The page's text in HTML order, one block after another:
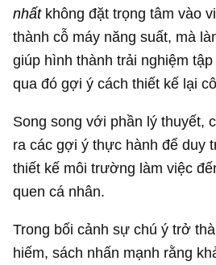
nhấtkhông đặt trọng tâm vào
thành cỗ máy năng suất, mà
giúp hình thành trải nghiệm
qua đó gợi ý cách thiết kế lại
Song song với phần lý thuyết,
ra các gợi ý thực hành để duy
thiết kế môi trường làm việc
quen cá nhân.
Trong bối cảnh sự chú ý trở
hiếm, sách nhấn mạnh rằng